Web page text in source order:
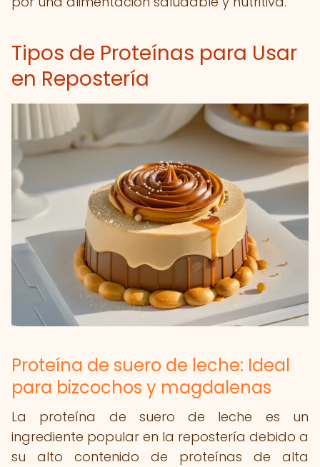
Tipos de Proteínas para Usar
en Repostería
Proteína de suero de leche: Ideal
para bizcochos y magdalenas
La proteína de suero de leche es un
ingrediente popular en la repostería debido a
su alto contenido de proteínas de alta